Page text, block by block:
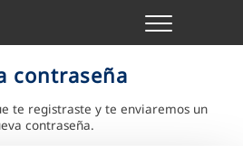
Menu
contraseña
te registraste y te enviaremos un
contraseña.